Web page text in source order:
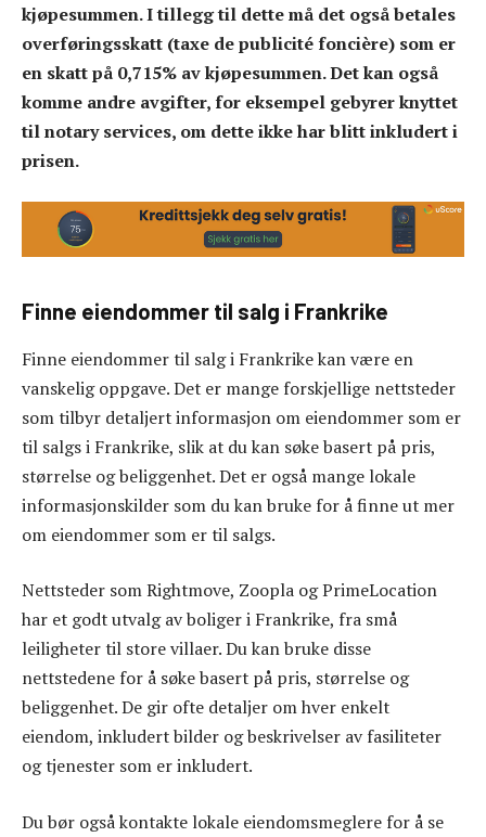
kjøpesummen. I tillegg til dette må det også betales
overføringsskatt (taxe de publicité foncière) som er
en skatt på 0,715% av kjøpesummen. Det kan også
komme andre avgifter, for eksempel gebyrer knyttet
til notary services, om dette ikke har blitt inkludert i
prisen.
Finne eiendommer til salg i Frankrike
Finne eiendommer til salg i Frankrike kan være en
vanskelig oppgave. Det er mange forskjellige nettsteder
som tilbyr detaljert informasjon om eiendommer som er
til salgs i Frankrike, slik at du kan søke basert på pris,
størrelse og beliggenhet. Det er også mange lokale
informasjonskilder som du kan bruke for å finne ut mer
om eiendommer som er til salgs.
Nettsteder som Rightmove, Zoopla og PrimeLocation
har et godt utvalg av boliger i Frankrike, fra små
leiligheter til store villaer. Du kan bruke disse
nettstedene for å søke basert på pris, størrelse og
beliggenhet. De gir ofte detaljer om hver enkelt
eiendom, inkludert bilder og beskrivelser av fasiliteter
og tjenester som er inkludert.
Du bør også kontakte lokale eiendomsmeglere for å se